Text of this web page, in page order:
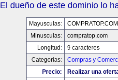
El dueño de este dominio lo
Mayusculas:
COMPRATOP.COM
Minusculas:
compratop.com
Longitud:
9 caracteres
Categorias:
Compras y
Precio:
Realizar una